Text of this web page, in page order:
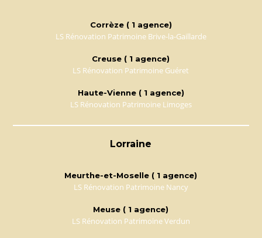
Corrèze ( 1 agence)
LS Rénovation Patrimoine Brive-la-Gaillarde
Creuse ( 1 agence)
LS Rénovation Patrimoine Guéret
Haute-Vienne ( 1 agence)
LS Rénovation Patrimoine Limoges
Lorraine
Meurthe-et-Moselle ( 1 agence)
LS Rénovation Patrimoine Nancy
Meuse ( 1 agence)
LS Rénovation Patrimoine Verdun